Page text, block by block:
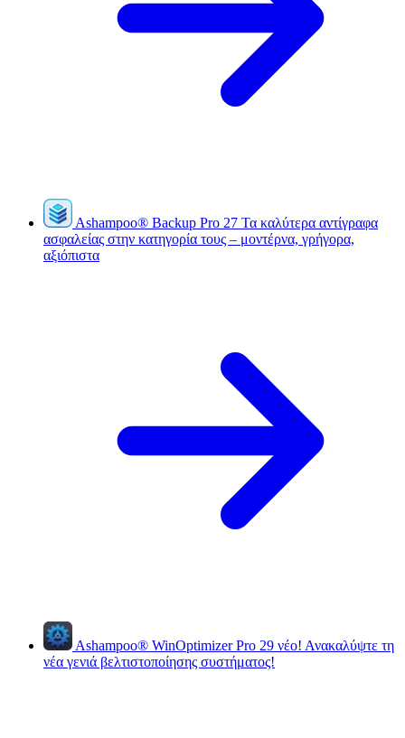
Ashampoo® Backup Pro 27 Τα καλύτερα αντίγραφα
ασφαλείας στην κατηγορία τους – μοντέρνα, γρήγορα,
αξιόπιστα
Ashampoo® WinOptimizer Pro 29 νέο! Ανακαλύψτε τη
νέα γενιά βελτιστοποίησης συστήματος!